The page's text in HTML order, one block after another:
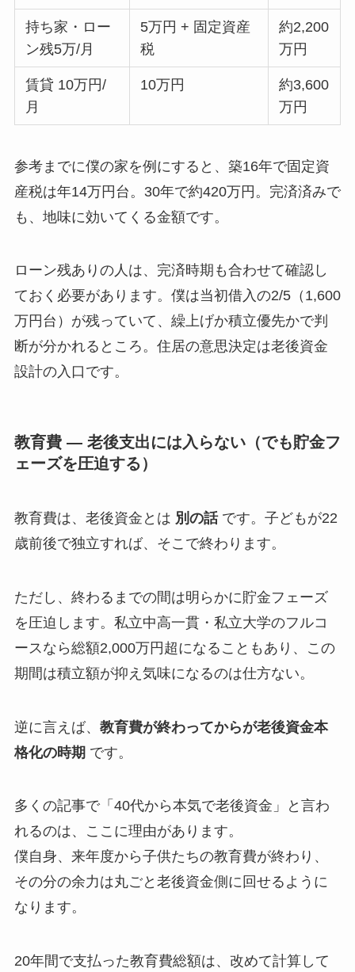
持ち家・ロー
ン残5万/月
5万円 + 固定資産
税
約2,200
万円
賃貸 10万円/
月
10万円
約3,600
万円
参考までに僕の家を例にすると、築16年で固定資
産税は年14万円台。30年で約420万円。完済済みで
も、地味に効いてくる金額です。
ローン残ありの人は、完済時期も合わせて確認し
ておく必要があります。僕は当初借入の2/5（1,600
万円台）が残っていて、繰上げか積立優先かで判
断が分かれるところ。住居の意思決定は老後資金
設計の入口です。
教育費 — 老後支出には入らない（でも貯金フ
ェーズを圧迫する）
教育費は、老後資金とは 別の話です。子どもが22
歳前後で独立すれば、そこで終わります。
ただし、終わるまでの間は明らかに貯金フェーズ
を圧迫します。私立中高一貫・私立大学のフルコ
ースなら総額2,000万円超になることもあり、この
期間は積立額が抑え気味になるのは仕方ない。
逆に言えば、 教育費が終わってからが老後資金本
格化の時期 です。
多くの記事で「40代から本気で老後資金」と言わ
れるのは、ここに理由があります。
僕自身、来年度から子供たちの教育費が終わり、
その分の余力は丸ごと老後資金側に回せるように
なります。
20年間で支払った教育費総額は、改めて計算して